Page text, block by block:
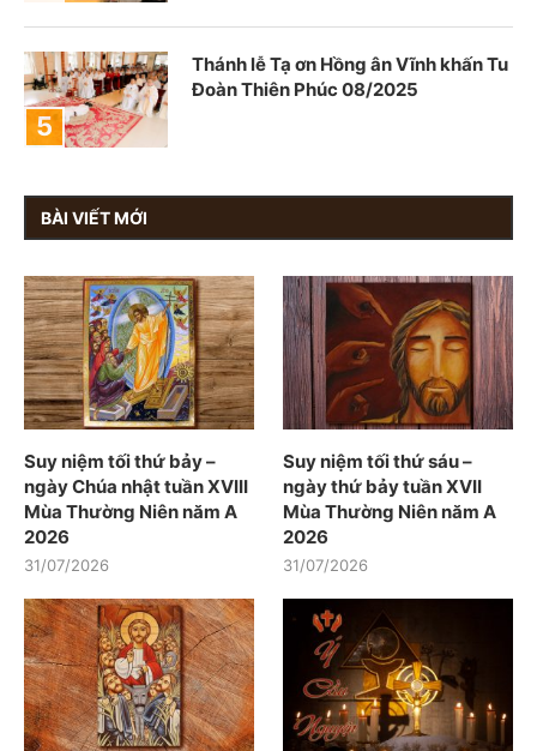
Thánh lễ Tạ ơn Hồng ân Vĩnh khấn Tu
Đoàn Thiên Phúc 08/2025
BÀI VIẾT MỚI
Suy niệm tối thứ bảy –
ngày Chúa nhật tuần XVIII
Mùa Thường Niên năm A
2026
31/07/2026
Suy niệm tối thứ sáu –
ngày thứ bảy tuần XVII
Mùa Thường Niên năm A
2026
31/07/2026